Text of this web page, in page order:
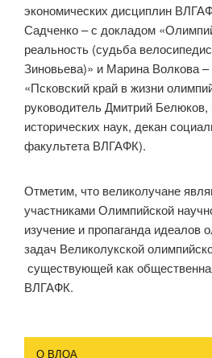
экономических дисциплин
Садченко – с докладом
реальность (судьба
Зиновьева)» и Марина Волкова
«Псковский край в жизни
руководитель Дмитрий Белюков,
исторических наук, декан
факультета ВЛГАФК).
Отметим, что великолучане
участниками Олимпийской
изучение и пропаганда идеалов
задач Великолукской
существующей как
ВЛГАФК.
О ВЛОА